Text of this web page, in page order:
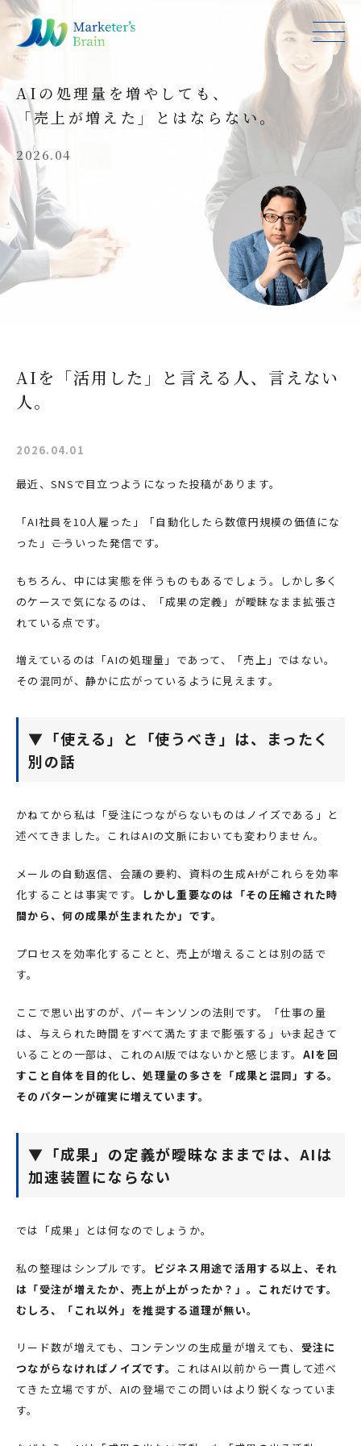
AIの処理量を増やしても、
「売上が増えた」とはならない。
2026.04
AIを「活用した」と言える人、言えない
人。
2026.04.01
最近、SNSで目立つようになった投稿があります。
「AI社員を10人雇った」「自動化したら数億円規模の価値にな
った」――こういった発信です。
もちろん、中には実態を伴うものもあるでしょう。しかし多く
のケースで気になるのは、「成果の定義」が曖昧なまま拡張さ
れている点です。
増えているのは「AIの処理量」であって、「売上」ではない。
その混同が、静かに広がっているように見えます。
▼「使える」と「使うべき」は、まったく
別の話
かねてから私は「受注につながらないものはノイズである」と
述べてきました。これはAIの文脈においても変わりません。
メールの自動返信、会議の要約、資料の生成――AIがこれらを効率
化することは事実です。
しかし重要なのは「その圧縮された時
間から、何の成果が生まれたか」です。
プロセスを効率化することと、売上が増えることは別の話で
す。
ここで思い出すのが、パーキンソンの法則です。「仕事の量
は、与えられた時間をすべて満たすまで膨張する」――いま起きて
いることの一部は、これのAI版ではないかと感じます。 AIを回
すこと自体を目的化し、処理量の多さを「成果と混同」する。
そのパターンが確実に増えています。
▼「成果」の定義が曖昧なままでは、AIは
加速装置にならない
では「成果」とは何なのでしょうか。
私の整理はシンプルです。
ビジネス用途で活用する以上、それ
は「受注が増えたか、売上が上がったか？」。これだけです。
むしろ、「これ以外」を推奨する道理が無い。
リード数が増えても、コンテンツの生成量が増えても、 受注に
つながらなければノイズです。 これはAI以前から一貫して述べ
てきた立場ですが、AIの登場でこの問いはより鋭くなっていま
す。